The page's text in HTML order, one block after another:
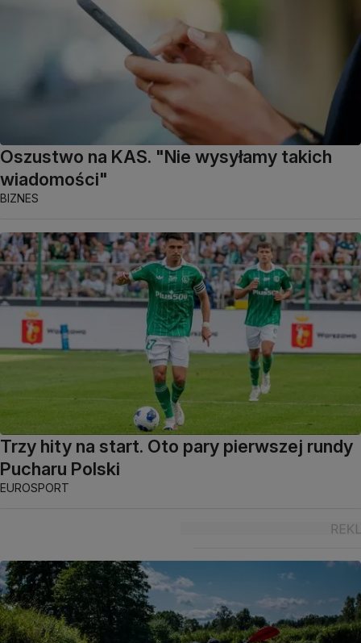
Oszustwo na KAS. "Nie wysyłamy takich
wiadomości"
BIZNES
Trzy hity na start. Oto pary pierwszej rundy
Pucharu Polski
EUROSPORT